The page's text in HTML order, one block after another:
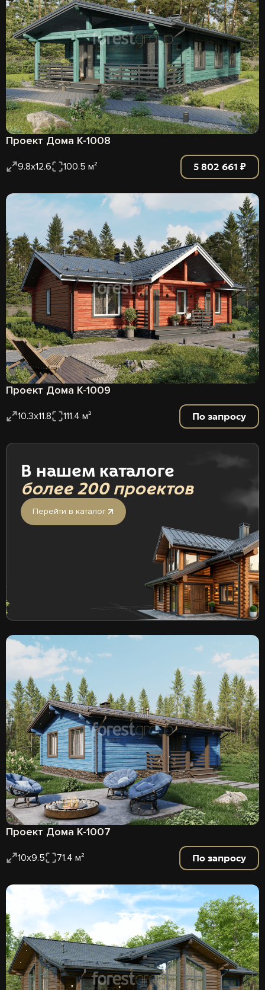
Проект Дома К-1008
9.8х12.6 100.5 м² 5 802 661 ₽
Проект Дома К-1009
10.3х11.8 111.4 м² По запросу
В нашем каталоге
более 200 проектов
Перейти в каталог
Проект Дома К-1007
10х9.5 71.4 м² По запросу